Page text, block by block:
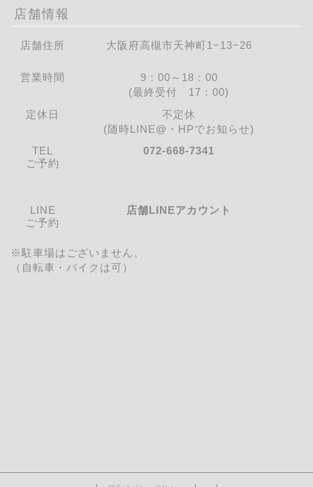
店舗情報
店舗住所 大阪府高槻市天神町1−13−26
営業時間
9：00～18：00
(最終受付 17：00)
定休日
不定休
(随時LINE@・HPでお知らせ)
TEL
ご予約
072-668-7341
LINE
ご予約
店舗LINEアカウント
※駐車場はございません。
（自転車・バイクは可）